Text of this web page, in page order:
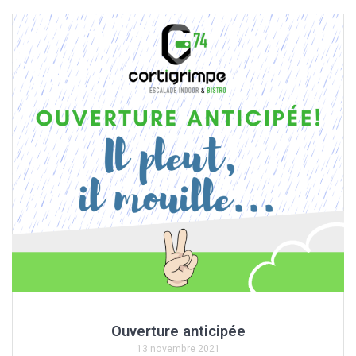
Ouverture anticipée
13 novembre 2021